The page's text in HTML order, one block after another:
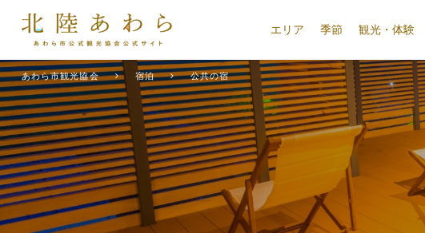
エリア 季節 観光・体験
あわら市観光協会 宿泊 公共の宿